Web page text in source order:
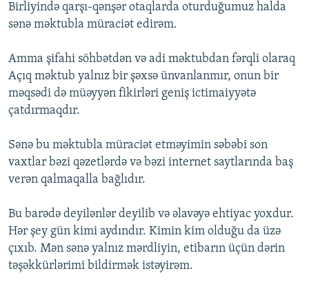
Birliyində qarşı-qənşər otaqlarda oturduğumuz halda
sənə məktubla müraciət edirəm.
Amma şifahi söhbətdən və adi məktubdan fərqli olaraq
Açıq məktub yalnız bir şəxsə ünvanlanmır, onun bir
məqsədi də müəyyən fikirləri geniş ictimaiyyətə
çatdırmaqdır.
Sənə bu məktubla müraciət etməyimin səbəbi son
vaxtlar bəzi qəzetlərdə və bəzi internet saytlarında baş
verən qalmaqalla bağlıdır.
Bu barədə deyilənlər deyilib və əlavəyə ehtiyac yoxdur.
Hər şey gün kimi aydındır. Kimin kim olduğu da üzə
çıxıb. Mən sənə yalnız mərdliyin, etibarın üçün dərin
təşəkkürlərimi bildirmək istəyirəm.